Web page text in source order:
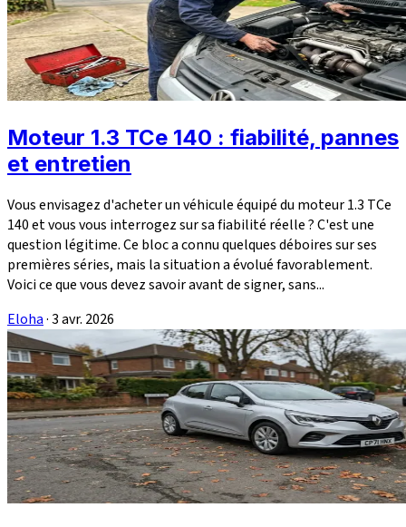
Moteur 1.3 TCe 140 : fiabilité, pannes
et entretien
Vous envisagez d'acheter un véhicule équipé du moteur 1.3 TCe
140 et vous vous interrogez sur sa fiabilité réelle ? C'est une
question légitime. Ce bloc a connu quelques déboires sur ses
premières séries, mais la situation a évolué favorablement.
Voici ce que vous devez savoir avant de signer, sans...
Eloha·3 avr. 2026